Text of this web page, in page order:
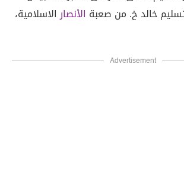
خالد خ. من صعبة الأنصارالاسلامية،
Advertisement